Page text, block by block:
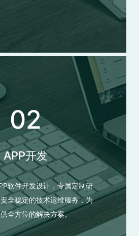
02
APP开发
软件开发设计，专属定制研
全稳定的技术运维服务，为
全方位的解决方案。
APP开发